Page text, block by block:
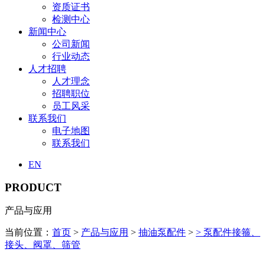
资质证书
检测中心
新闻中心
公司新闻
行业动态
人才招聘
人才理念
招聘职位
员工风采
联系我们
电子地图
联系我们
EN
PRODUCT
产品与应用
当前位置： 首页 > 产品与应用 > 抽油泵配件 > > 泵配件接箍、
接头、阀罩、筛管